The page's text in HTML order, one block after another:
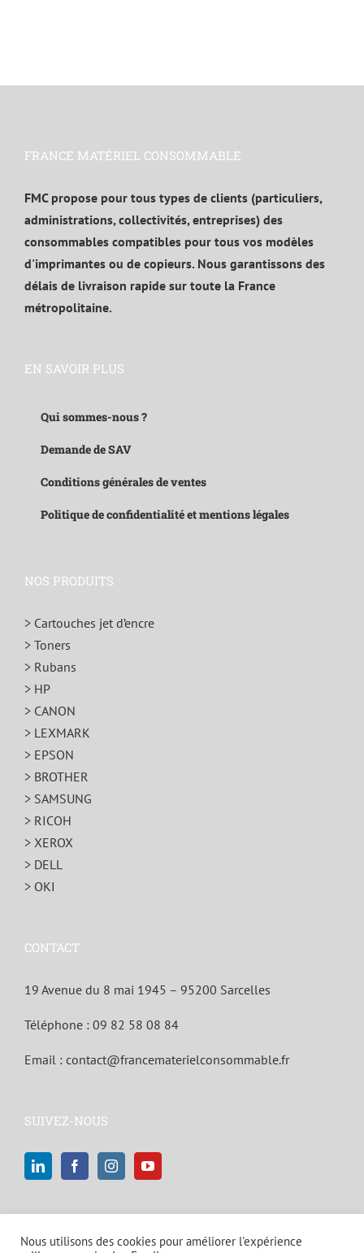
FRANCE MATÉRIEL CONSOMMABLE
FMC propose pour tous types de clients (particuliers,
administrations, collectivités, entreprises) des
consommables compatibles pour tous vos modèles
d'imprimantes ou de copieurs. Nous garantissons des
délais de livraison rapide sur toute la France
métropolitaine.
EN SAVOIR PLUS
Qui sommes-nous ?
Demande de SAV
Conditions générales de ventes
Politique de confidentialité et mentions légales
NOS PRODUITS
> Cartouches jet d’encre
> Toners
> Rubans
> HP
> CANON
> LEXMARK
> EPSON
> BROTHER
> SAMSUNG
> RICOH
> XEROX
> DELL
> OKI
CONTACT
19 Avenue du 8 mai 1945 – 95200 Sarcelles
Téléphone : 09 82 58 08 84
Email : contact@francematerielconsommable.fr
SUIVEZ-NOUS
Nous utilisons des cookies pour améliorer l'expérience